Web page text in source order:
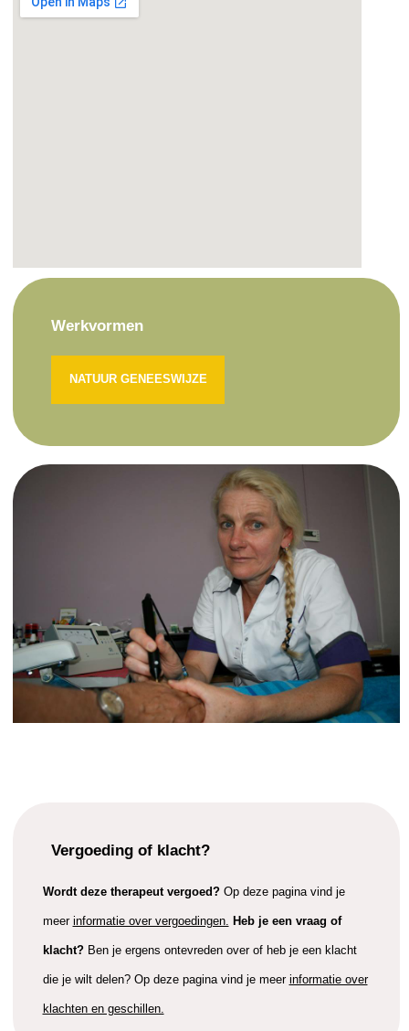
Werkvormen
NATUUR GENEESWIJZE
Vergoeding of klacht?
Wordt deze therapeut vergoed?Op deze pagina vind je
meer informatie over vergoedingen. Heb je een vraag of
klacht? Ben je ergens ontevreden over of heb je een klacht
die je wilt delen? Op deze pagina vind je meer informatie over
klachten en geschillen.